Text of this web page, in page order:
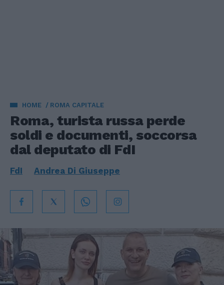
HOME ROMA CAPITALE
Roma, turista russa perde
soldi e documenti, soccorsa
dal deputato di FdI
FdI Andrea Di Giuseppe